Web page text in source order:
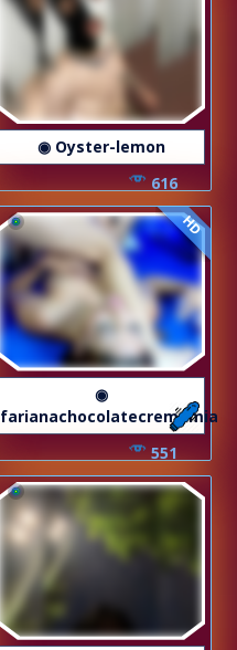
◉ Oyster-lemon
616
HD
◉
farianachocolatecrememia
551